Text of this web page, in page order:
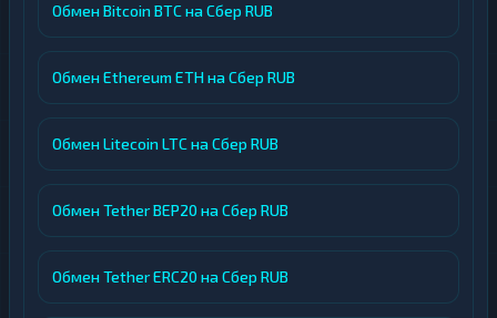
Обмен Bitcoin BTC на Сбер RUB
Обмен Ethereum ETH на Сбер RUB
Обмен Litecoin LTC на Сбер RUB
Обмен Tether BEP20 на Сбер RUB
Обмен Tether ERC20 на Сбер RUB